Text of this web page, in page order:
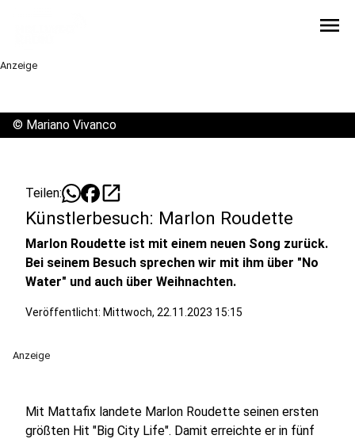
menu
Anzeige
© Mariano Vivanco
Teilen: open_in_new
Künstlerbesuch: Marlon Roudette
Marlon Roudette ist mit einem neuen Song zurück.
Bei seinem Besuch sprechen wir mit ihm über "No
Water" und auch über Weihnachten.
Veröffentlicht: Mittwoch, 22.11.2023 15:15
Anzeige
Mit Mattafix landete Marlon Roudette seinen ersten
größten Hit "Big City Life". Damit erreichte er in fünf